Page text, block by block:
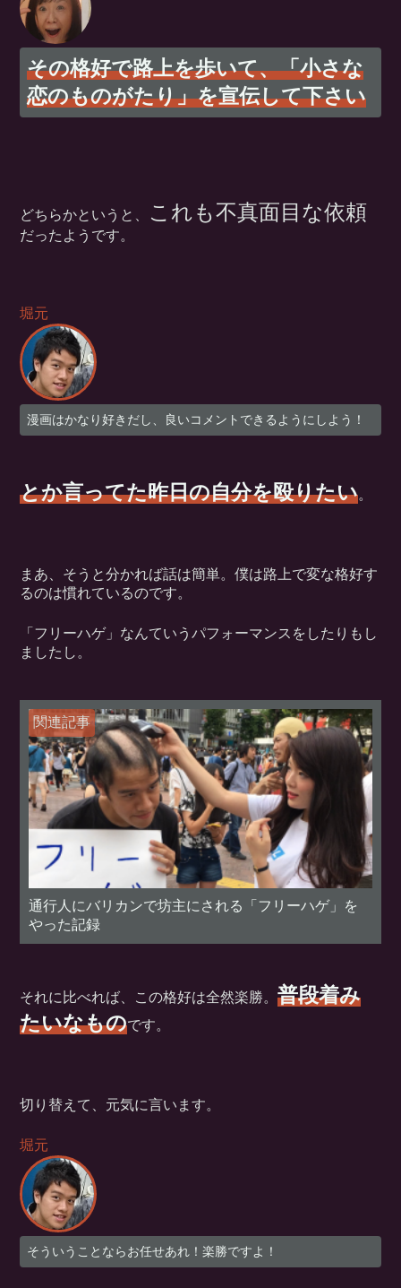
その格好で路上を歩いて、「小さな
恋のものがたり」を宣伝して下さい
どちらかというと、 これも不真面目な依頼
だったようです。
堀元
漫画はかなり好きだし、良いコメントできるようにしよう！
とか言ってた昨日の自分を殴りたい。
まあ、そうと分かれば話は簡単。僕は路上で変な格好す
るのは慣れているのです。
「フリーハゲ」なんていうパフォーマンスをしたりもし
ましたし。
関連記事
通行人にバリカンで坊主にされる「フリーハゲ」を
やった記録
それに比べれば、この格好は全然楽勝。普段着み
たいなものです。
切り替えて、元気に言います。
堀元
そういうことならお任せあれ！楽勝ですよ！